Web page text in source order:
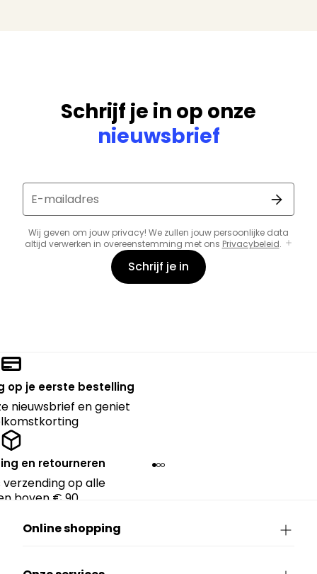
Schrijf je in op onze
nieuwsbrief
E-mailadres
Wij geven om jouw privacy! We zullen jouw persoonlijke data
altijd verwerken in overeenstemming met ons Privacybeleid.
Schrijf je in
op je eerste bestelling
nieuwsbrief en geniet
en retourneren
op alle
boven € 90.
Online shopping